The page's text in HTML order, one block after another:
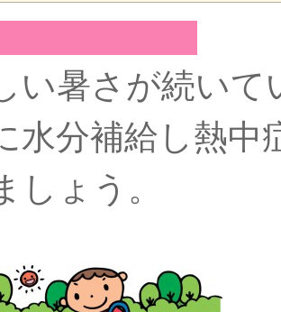
い暑さが続いて
水分補給し熱中
しょう。